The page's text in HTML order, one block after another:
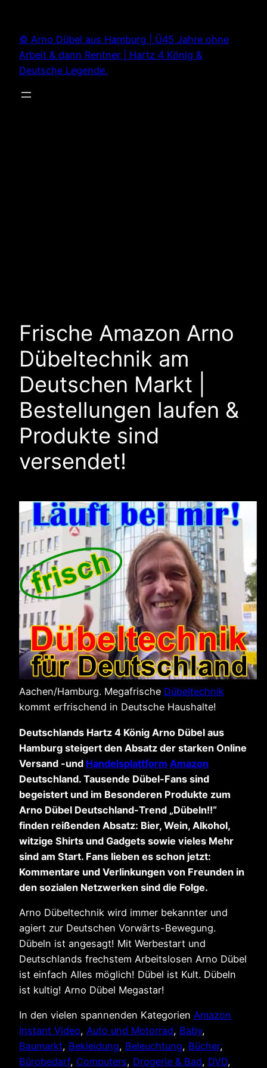
springen
© Arno Dübel aus Hamburg | Ü45 Jahre ohne
Arbeit & dann Rentner | Hartz 4 König &
Deutsche Legende.
Frische Amazon Arno
Dübeltechnik am
Deutschen Markt |
Bestellungen laufen &
Produkte sind
versendet!
Aachen/Hamburg. Megafrische Dübeltechnik
kommt erfrischend in Deutsche Haushalte!
Deutschlands Hartz 4 König Arno Dübel aus
Hamburg steigert den Absatz der starken Online
Versand -und Handelsplattform Amazon
Deutschland. Tausende Dübel-Fans sind
begeistert und im Besonderen Produkte zum
Arno Dübel Deutschland-Trend „Dübeln!!“
finden reißenden Absatz: Bier, Wein, Alkohol,
witzige Shirts und Gadgets sowie vieles Mehr
sind am Start. Fans lieben es schon jetzt:
Kommentare und Verlinkungen von Freunden in
den sozialen Netzwerken sind die Folge.
Arno Dübeltechnik wird immer bekannter und
agiert zur Deutschen Vorwärts-Bewegung.
Dübeln ist angesagt! Mit Werbestart und
Deutschlands frechstem Arbeitslosen Arno Dübel
ist einfach Alles möglich! Dübel ist Kult. Dübeln
ist kultig! Arno Dübel Megastar!
In den vielen spannenden Kategorien Amazon
Instant Video, Auto und Motorrad, Baby,
Baumarkt, Bekleidung, Beleuchtung, Bücher,
Bürobedarf, Computers, Drogerie & Bad, DVD,